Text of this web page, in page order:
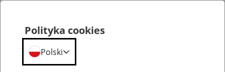
Polityka cookies
Polski